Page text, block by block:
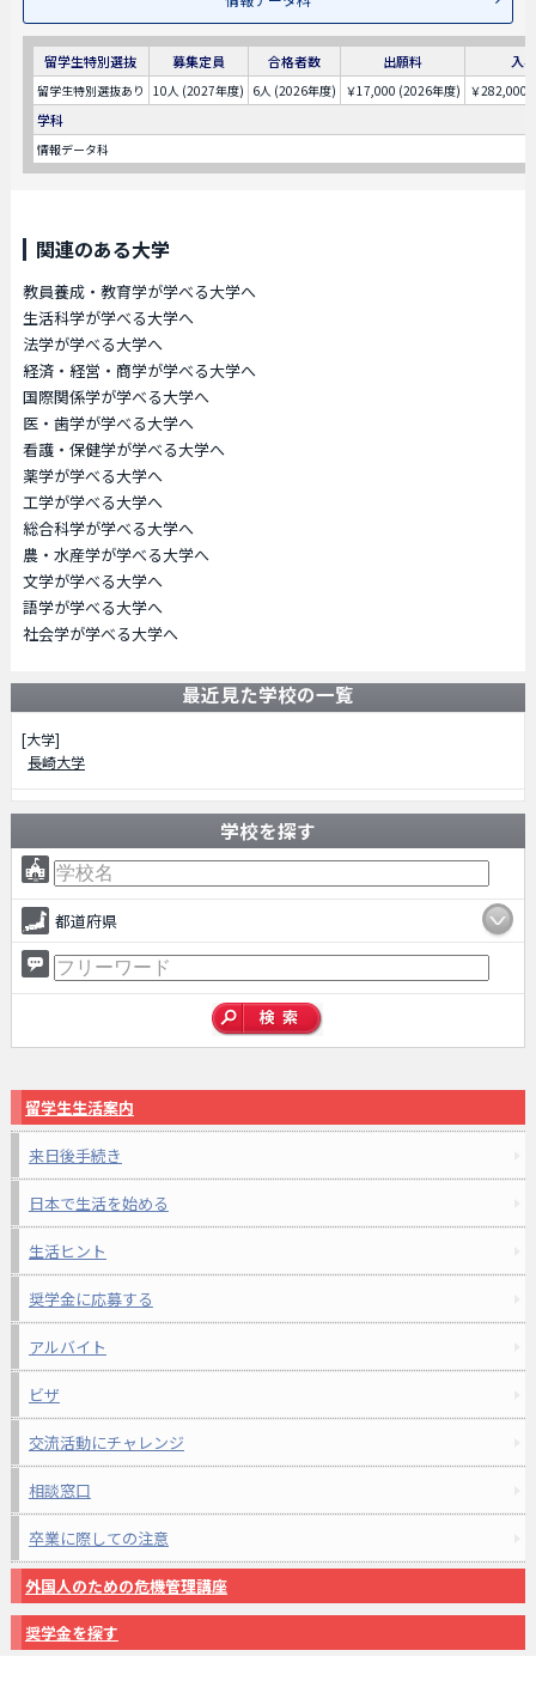
留学生特別選抜 募集定員 合格者数 出願料 入
留学生特別選抜あり 10人 (2027年度) 6人 (2026年度) ￥17,000 (2026年度) ￥282,000
学科
情報データ科
関連のある大学
教員養成・教育学が学べる大学へ
生活科学が学べる大学へ
法学が学べる大学へ
経済・経営・商学が学べる大学へ
国際関係学が学べる大学へ
医・歯学が学べる大学へ
看護・保健学が学べる大学へ
薬学が学べる大学へ
工学が学べる大学へ
総合科学が学べる大学へ
農・水産学が学べる大学へ
文学が学べる大学へ
語学が学べる大学へ
社会学が学べる大学へ
最近見た学校の一覧
[大学]
長崎大学
学校を探す
都道府県
留学生生活案内
来日後手続き
日本で生活を始める
生活ヒント
奨学金に応募する
アルバイト
ビザ
交流活動にチャレンジ
相談窓口
卒業に際しての注意
外国人のための危機管理講座
奨学金を探す